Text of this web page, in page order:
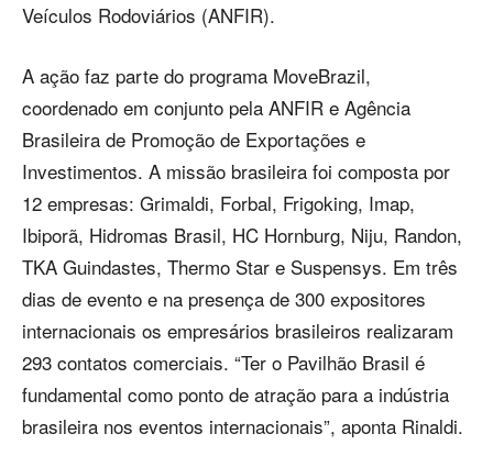
Veículos Rodoviários (ANFIR).
A ação faz parte do programa MoveBrazil,
coordenado em conjunto pela ANFIR e Agência
Brasileira de Promoção de Exportações e
Investimentos. A missão brasileira foi composta por
12 empresas: Grimaldi, Forbal, Frigoking, Imap,
Ibiporã, Hidromas Brasil, HC Hornburg, Niju, Randon,
TKA Guindastes, Thermo Star e Suspensys. Em três
dias de evento e na presença de 300 expositores
internacionais os empresários brasileiros realizaram
293 contatos comerciais. “Ter o Pavilhão Brasil é
fundamental como ponto de atração para a indústria
brasileira nos eventos internacionais”, aponta Rinaldi.